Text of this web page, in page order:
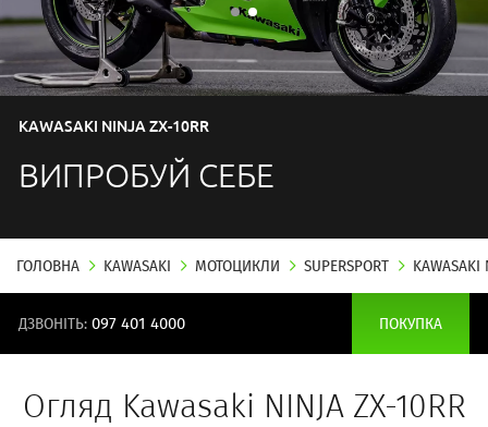
KAWASAKI NINJA ZX-10RR
ВИПРОБУЙ СЕБЕ
ГОЛОВНА KAWASAKI МОТОЦИКЛИ SUPERSPORT KAWASAKI
ПОКУПКА
ДЗВОНІТЬ: 097 401 4000
Огляд Kawasaki NINJA ZX-10RR